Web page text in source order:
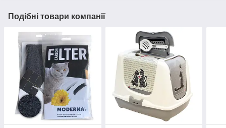
Подібні товари компанії